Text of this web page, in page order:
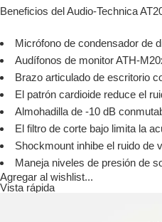
Beneficios del Audio-Technica
Micrófono de condensador de
Audífonos de monitor ATH-
Brazo articulado de escritorio
El patrón cardioide reduce el
Almohadilla de -10 dB
El filtro de corte bajo limita la
Shockmount inhibe el ruido de
Maneja niveles de presión de
Agregar al wishlist...
Vista rápida